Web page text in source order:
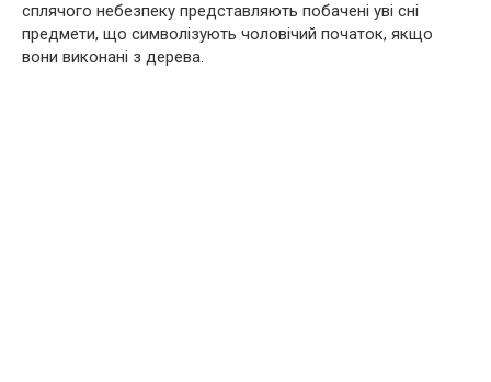
сплячого небезпеку представляють побачені уві сні
предмети, що символізують чоловічий початок, якщо
вони виконані з дерева.